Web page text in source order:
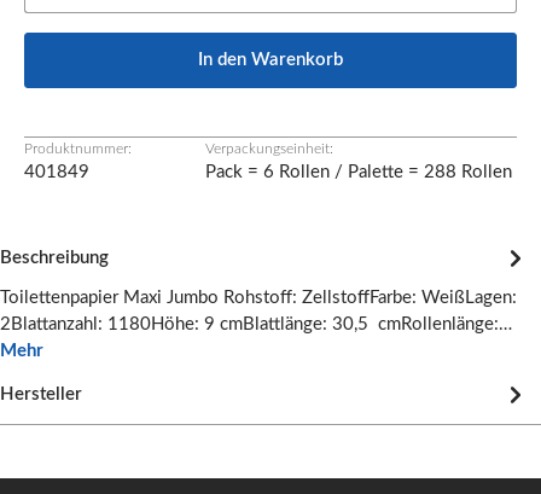
In den Warenkorb
Produktnummer:
401849
Verpackungseinheit:
Pack = 6 Rollen / Palette = 288 Rollen
Beschreibung
Toilettenpapier Maxi Jumbo Rohstoff: ZellstoffFarbe: WeißLagen:
2Blattanzahl: 1180Höhe: 9 cmBlattlänge: 30,5 cmRollenlänge:…
Mehr
Hersteller